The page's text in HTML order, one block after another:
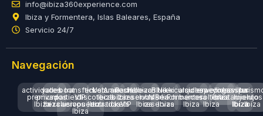
info@ibiza360experience.com
Ibiza y Formentera, Islas Baleares, España
Servicio 24/7
Navegación
actividades
premium
Ibiza
yates
privados
Ibiza
boat
parties
exclusivos
transfers
VIP
aeropuerto
Ibiza
tickets
discotecas
Ibiza
Ushuaia
Ibiza
entradas
Amnesia
Ibiza
tickets
Pacha
Ibiza
VIP
Hi Ibiza
reservas
beach
clubs
Ibiza
Blue
Marlin
reservas
Nikki
Beach
Ibiza
excursiones
Formentera
alquiler
barcos
Ibiza
despedidas
soltero
Ibiza
wellness
Ibiza
yoga
Ibiza
spa
tratamientos
Ibiza
villas
lujo
Ibiza
lujo
Ibiza